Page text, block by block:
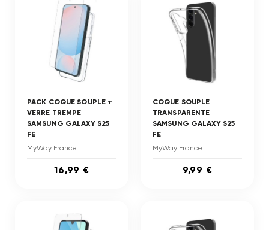
PACK COQUE SOUPLE +
VERRE TREMPE
SAMSUNG GALAXY S25
FE
MyWay France
16,99 €
COQUE SOUPLE
TRANSPARENTE
SAMSUNG GALAXY S25
FE
MyWay France
9,99 €